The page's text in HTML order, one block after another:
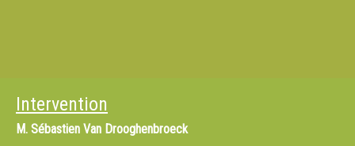
Intervention
M. Sébastien Van Drooghenbroeck